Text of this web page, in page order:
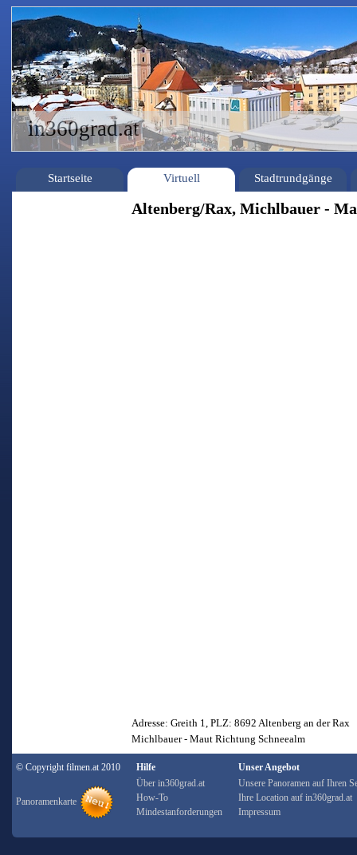
in360grad.at
Startseite Virtuell Stadtrundgänge
Altenberg/Rax, Michlbauer -
Adresse: Greith 1, PLZ: 8692 Altenberg an der Rax
Michlbauer - Maut Richtung Schneealm
© Copyright filmen.at 2010
Panoramenkarte
Hilfe
Über in360grad.at
How-To
Mindestanforderungen
Unser Angebot
Unsere Panoramen auf Ihren
Ihre Location auf in360grad.at
Impressum